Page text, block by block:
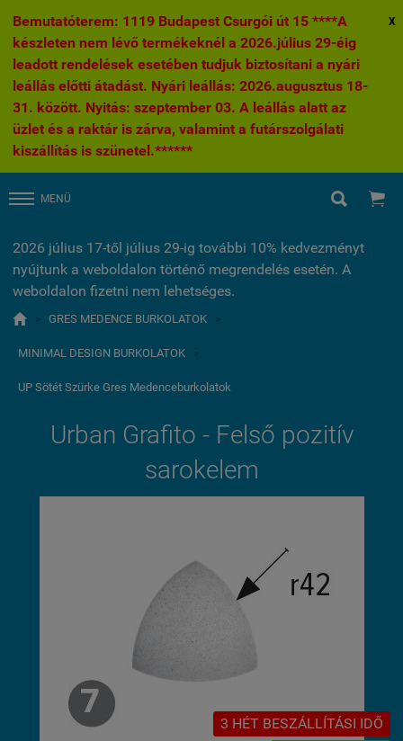
Bemutatóterem: 1119 Budapest Csurgói út 15 ****A
készleten nem lévő termékeknél a 2026.július 29-éig
leadott rendelések esetében tudjuk biztosítani a nyári
leállás előtti átadást. Nyári leállás: 2026.augusztus 18-
31. között. Nyitás: szeptember 03. A leállás alatt az
üzlet és a raktár is zárva, valamint a futárszolgálati
kiszállítás is szünetel.******
X
MENÜ  
2026 július 17-től július 29-ig további 10% kedvezményt
nyújtunk a weboldalon történő megrendelés esetén. A
weboldalon fizetni nem lehetséges.
 » GRES MEDENCE BURKOLATOK »
MINIMAL DESIGN BURKOLATOK »
UP Sötét Szürke Gres Medenceburkolatok
Urban Grafito - Felső pozitív
sarokelem
3 HÉT BESZÁLLÍTÁSI IDŐ